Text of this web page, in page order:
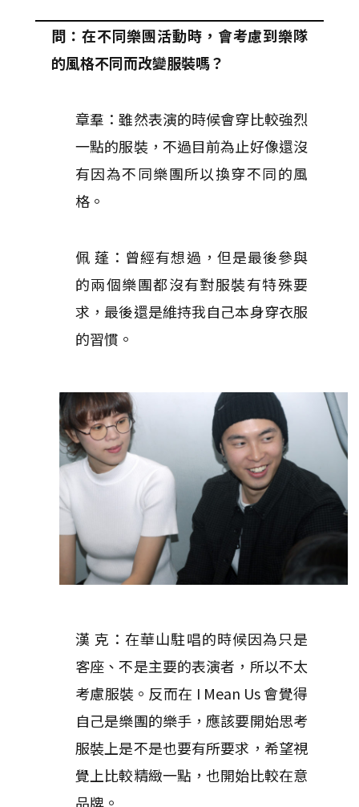
問：在不同樂團活動時，會考慮到樂隊
的風格不同而改變服裝嗎？
章羣：雖然表演的時候會穿比較強烈
一點的服裝，不過目前為止好像還沒
有因為不同樂團所以換穿不同的風
格。
佩 蓬：曾經有想過，但是最後參與
的兩個樂團都沒有對服裝有特殊要
求，最後還是維持我自己本身穿衣服
的習慣。
漢 克：在華山駐唱的時候因為只是
客座、不是主要的表演者，所以不太
考慮服裝。反而在 I Mean Us 會覺得
自己是樂團的樂手，應該要開始思考
服裝上是不是也要有所要求，希望視
覺上比較精緻一點，也開始比較在意
品牌。